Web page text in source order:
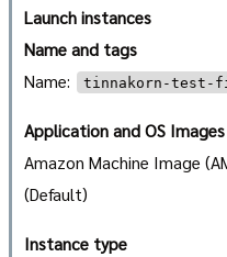
Launch instances
Name and tags
Name:
tinnakorn-test-
Application and OS
Amazon Machine Image
(Default)
Instance type